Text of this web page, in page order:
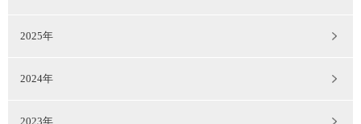
2025年
2024年
2023年